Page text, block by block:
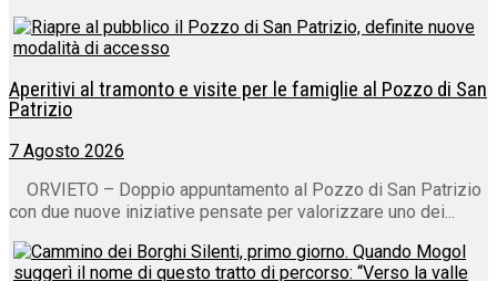
Aperitivi al tramonto e visite per le famiglie al Pozzo di San
Patrizio
7 Agosto 2026
ORVIETO – Doppio appuntamento al Pozzo di San Patrizio
con due nuove iniziative pensate per valorizzare uno dei...